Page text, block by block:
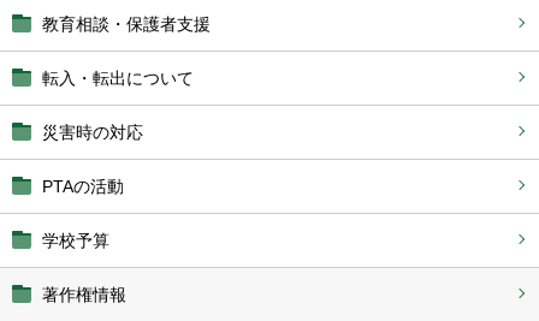
教育相談・保護者支援
転入・転出について
災害時の対応
PTAの活動
学校予算
著作権情報